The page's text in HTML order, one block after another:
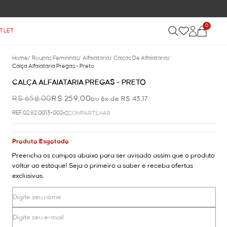
0
Home/ Roupas Femininas/ Alfaiataria/ Calcas De Alfaiataria/
Calça Alfaiataria Pregas - Preto
CALÇA ALFAIATARIA PREGAS - PRETO
R$ 658,00R$ 259,00ou 6x de R$ 43,17
REF.02.82.0013-002 COMPARTILHAR
Produto Esgotado
Preencha os campos abaixo para ser avisado assim que o produto
voltar ao estoque! Seja o primeiro a saber e receba ofertas
exclusivas.